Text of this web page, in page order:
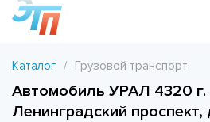
Каталог Грузовой транспорт
Автомобиль УРАЛ 4320 г.
Ленинградский проспект,